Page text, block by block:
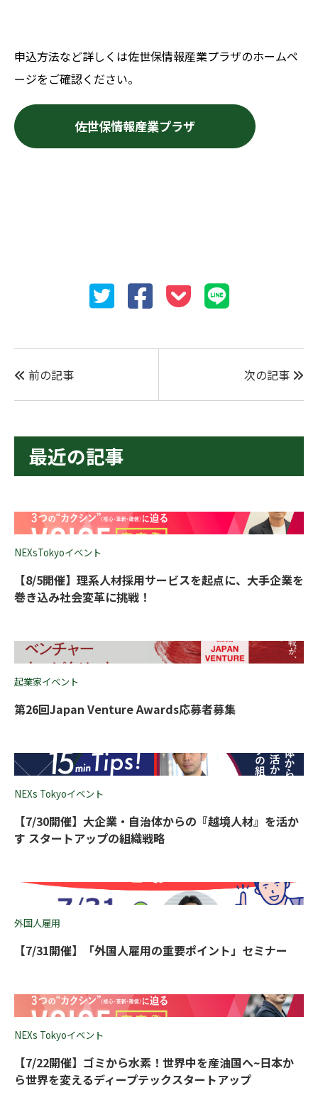
申込方法など詳しくは佐世保情報産業プラザのホームペ
ージをご確認ください。
佐世保情報産業プラザ
前の記事 次の記事
最近の記事
NEXsTokyoイベント
【8/5開催】理系人材採用サービスを起点に、大手企業を
巻き込み社会変革に挑戦！
起業家イベント
第26回Japan Venture Awards応募者募集
NEXs Tokyoイベント
【7/30開催】大企業・自治体からの『越境人材』を活か
す スタートアップの組織戦略
外国人雇用
【7/31開催】「外国人雇用の重要ポイント」セミナー
NEXs Tokyoイベント
【7/22開催】ゴミから水素！世界中を産油国へ~日本か
ら世界を変えるディープテックスタートアップ